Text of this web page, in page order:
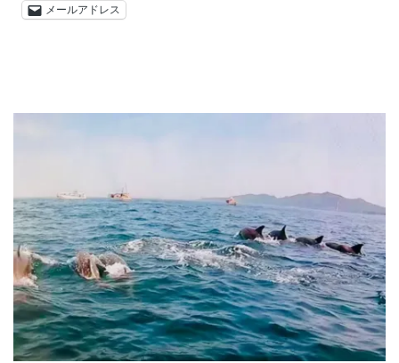
メールアドレス